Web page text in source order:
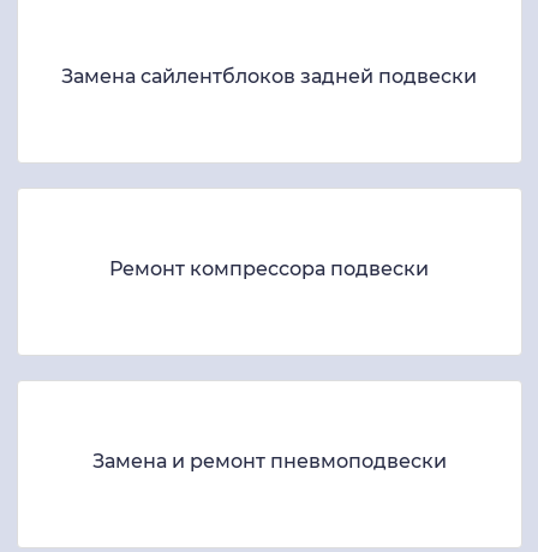
Замена сайлентблоков задней подвески
Ремонт компрессора подвески
Замена и ремонт пневмоподвески